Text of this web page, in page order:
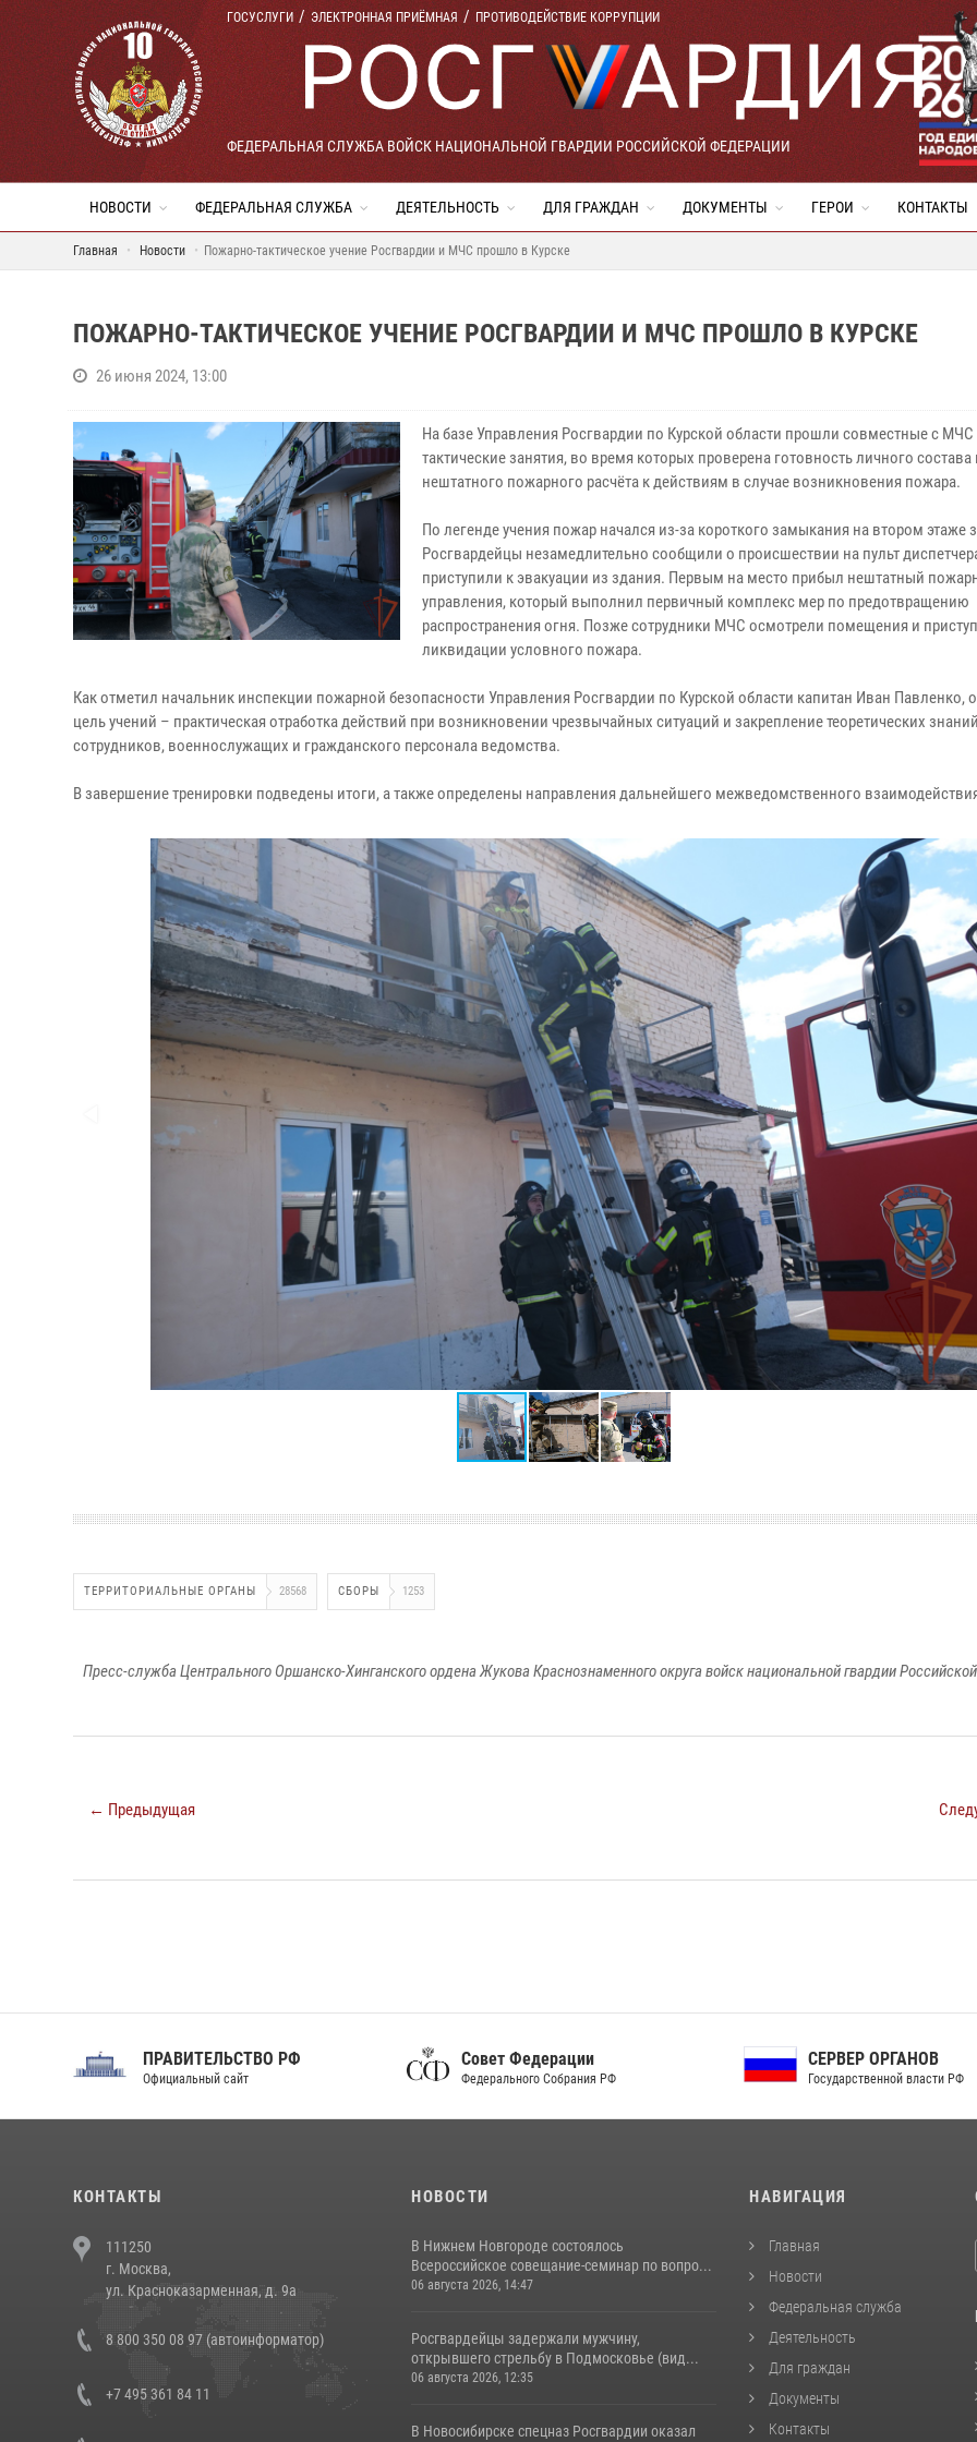
ГОСУСЛУГИ ЭЛЕКТРОННАЯ ПРИЁМНАЯ ПРОТИВОДЕЙСТВИЕ КОРРУПЦИИ
ФЕДЕРАЛЬНАЯ СЛУЖБА ВОЙСК НАЦИОНАЛЬНОЙ ГВАРДИИ РОССИЙСКОЙ ФЕДЕРАЦИИ
НОВОСТИ ФЕДЕРАЛЬНАЯ СЛУЖБА ДЕЯТЕЛЬНОСТЬ ДЛЯ ГРАЖДАН ДОКУМЕНТЫ ГЕРОИ КОНТАКТЫ
Главная Новости Пожарно-тактическое учение Росгвардии и МЧС прошло в Курске
ПОЖАРНО-ТАКТИЧЕСКОЕ УЧЕНИЕ РОСГВАРДИИ И МЧС ПРОШЛО В КУРСКЕ
26 июня 2024, 13:00
На базе Управления Росгвардии по Курской области прошли совместные с
тактические занятия, во время которых проверена готовность личного состава
нештатного пожарного расчёта к действиям в случае возникновения пожара.
По легенде учения пожар начался из-за короткого замыкания на втором этаже
Росгвардейцы незамедлительно сообщили о происшествии на пульт
приступили к эвакуации из здания. Первым на место прибыл нештатный
управления, который выполнил первичный комплекс мер по предотвращению
распространения огня. Позже сотрудники МЧС осмотрели помещения и
ликвидации условного пожара.
Как отметил начальник инспекции пожарной безопасности Управления Росгвардии по Курской области капитан Иван Павленко,
цель учений – практическая отработка действий при возникновении чрезвычайных ситуаций и закрепление теоретических знаний
сотрудников, военнослужащих и гражданского персонала ведомства.
В завершение тренировки подведены итоги, а также определены направления дальнейшего межведомственного
ТЕРРИТОРИАЛЬНЫЕ ОРГАНЫ 28568 СБОРЫ 1253
Пресс-служба Центрального Оршанско-Хинганского ордена Жукова Краснознаменного округа войск национальной гвардии
← Предыдущая
ПРАВИТЕЛЬСТВО РФ
Официальный сайт
Совет Федерации
Федерального Собрания РФ
СЕРВЕР ОРГАНОВ
Государственной власти РФ
КОНТАКТЫ
111250
г. Москва,
ул. Красноказарменная, д. 9а
8 800 350 08 97 (автоинформатор)
+7 495 361 84 11
НОВОСТИ
В Нижнем Новгороде состоялось
Всероссийское совещание-семинар по вопро...
06 августа 2026, 14:47
Росгвардейцы задержали мужчину,
открывшего стрельбу в Подмосковье (вид...
06 августа 2026, 12:35
В Новосибирске спецназ Росгвардии оказал
НАВИГАЦИЯ
Главная
Новости
Федеральная служба
Деятельность
Для граждан
Документы
Контакты